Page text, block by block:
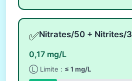
✅Nitrates/50 + Nitrites/3
0,17 mg/L
Ⓛ Limite : ≤ 1 mg/L